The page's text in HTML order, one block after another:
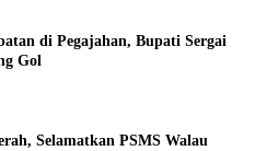
di Pegajahan, Bupati Sergai
Gol
Selamatkan PSMS Walau